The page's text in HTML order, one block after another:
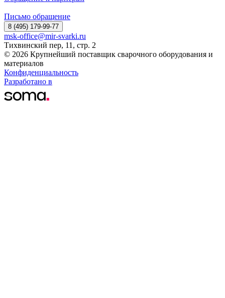
Письмо обращение
8 (495) 179-99-77
msk-office@mir-svarki.ru
Тихвинский пер, 11, стр. 2
© 2026 Крупнейший поставщик сварочного оборудования и
материалов
Конфиденциальность
Разработано в